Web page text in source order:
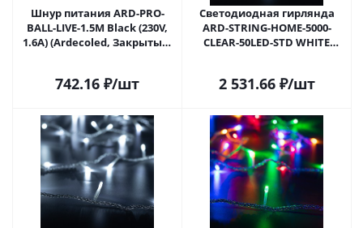
Шнур питания ARD-PRO-
BALL-LIVE-1.5M Black (230V,
1.6A) (Ardecoled, Закрытый)
742.16 ₽/шт
Светодиодная гирлянда
ARD-STRING-HOME-5000-
CLEAR-50LED-STD WHITE
2 531.66₽/шт